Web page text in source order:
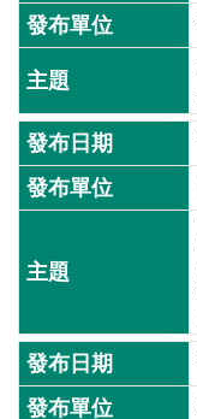
主
題
服
互
動
交
頁
網